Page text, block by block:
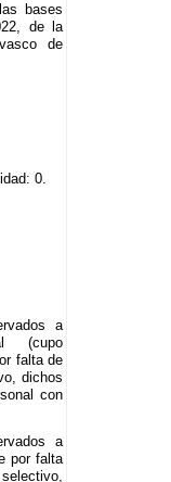
bases
de la
de
0.
a
(cupo
falta de
dichos
con
a
por falta